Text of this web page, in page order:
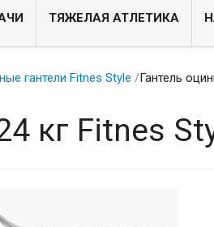
ТЯЖЕЛАЯ АТЛЕТИКА
гантели Fitnes Style /Гантель
кг Fitnes